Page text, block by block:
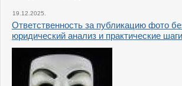
19.12.2025.
Ответственность за публикацию фото
юридический анализ и практические шаги